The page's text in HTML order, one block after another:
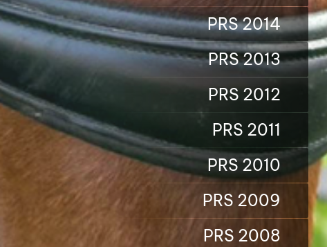
PRS 2014
PRS 2013
PRS 2012
PRS 2011
PRS 2010
PRS 2009
PRS 2008